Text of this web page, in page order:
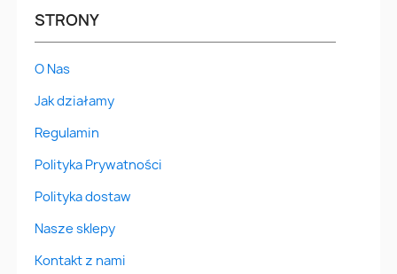
STRONY
O Nas
Jak działamy
Regulamin
Polityka Prywatności
Polityka dostaw
Nasze sklepy
Kontakt z nami